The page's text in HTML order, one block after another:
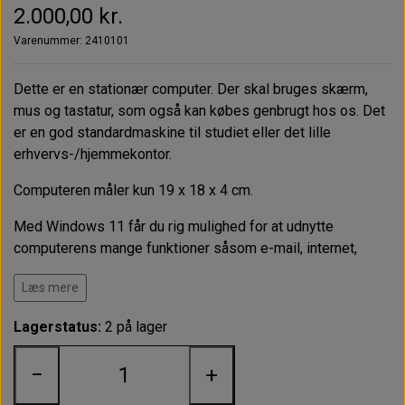
2.000,00 kr.
Varenummer: 2410101
Dette er en stationær computer. Der skal bruges skærm,
mus og tastatur, som også kan købes genbrugt hos os. Det
er en god standardmaskine til studiet eller det lille
erhvervs-/hjemmekontor.
Computeren måler kun 19 x 18 x 4 cm.
Med Windows 11 får du rig mulighed for at udnytte
computerens mange funktioner såsom e-mail, internet,
Der medfølger strømkabel.
Computeren er brugt og har enkelte brugsspor.
Grade B
Læs mere
Lagerstatus: 2 på lager
− +